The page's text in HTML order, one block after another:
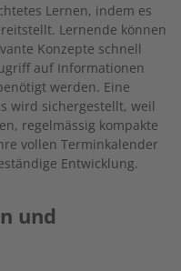
Lernen, indem es
Lernende können
Konzepte schnell
auf Informationen
werden. Eine
wird sichergestellt, weil
regelmässig kompakte
vollen Terminkalender
Entwicklung.
und